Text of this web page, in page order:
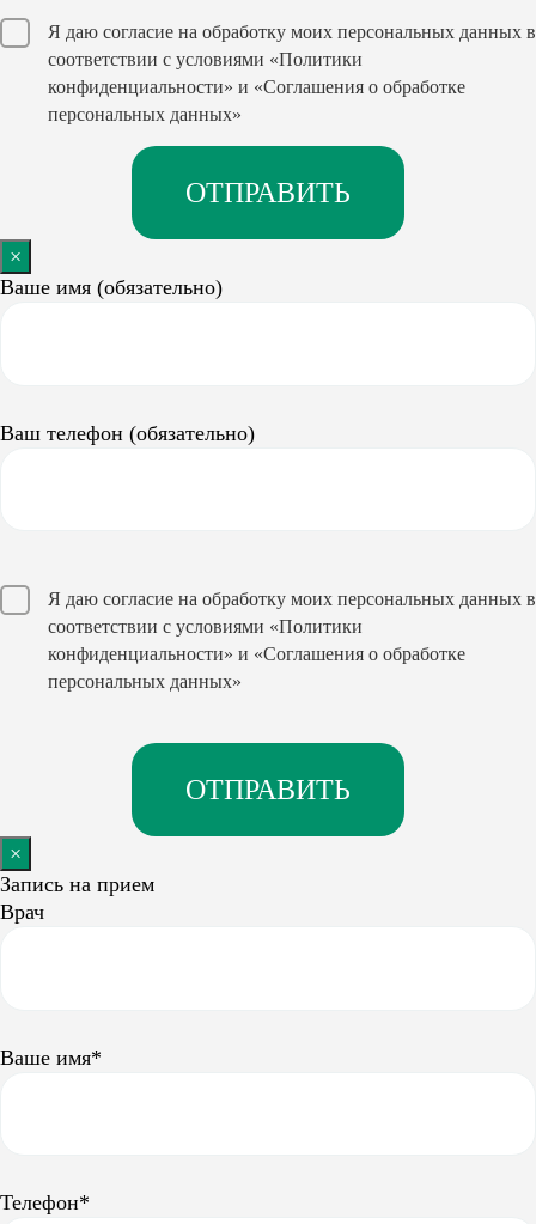
Я даю согласие на обработку моих персональных данных в
соответствии с условиями «Политики
конфиденциальности» и «Соглашения о обработке
персональных данных»
×
Ваше имя (обязательно)
Ваш телефон (обязательно)
Я даю согласие на обработку моих персональных данных в
соответствии с условиями «Политики
конфиденциальности» и «Соглашения о обработке
персональных данных»
×
Запись на прием
Врач
Ваше имя*
Телефон*